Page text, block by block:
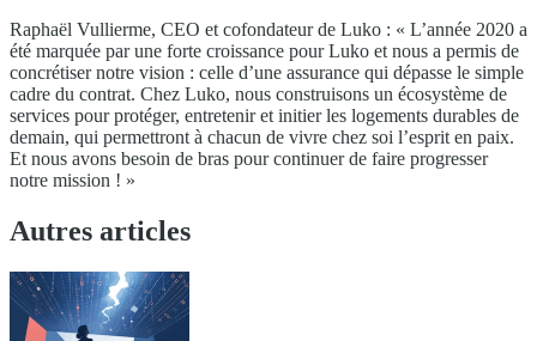
Raphaël Vullierme, CEO et cofondateur de Luko : « L’année 2020 a
été marquée par une forte croissance pour Luko et nous a permis de
concrétiser notre vision : celle d’une assurance qui dépasse le simple
cadre du contrat. Chez Luko, nous construisons un écosystème de
services pour protéger, entretenir et initier les logements durables de
demain, qui permettront à chacun de vivre chez soi l’esprit en paix.
Et nous avons besoin de bras pour continuer de faire progresser
notre mission ! »
Autres articles